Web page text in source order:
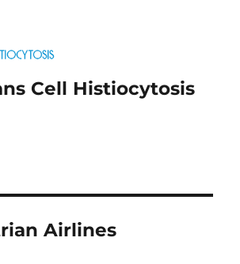
Cell Histiocytosis
Airlines